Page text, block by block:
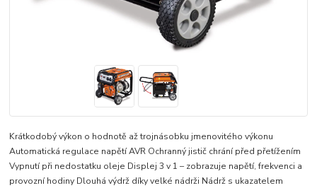
Krátkodobý výkon o hodnotě až trojnásobku jmenovitého výkonu
Automatická regulace napětí AVR Ochranný jistič chrání před přetížením
Vypnutí při nedostatku oleje Displej 3 v 1 – zobrazuje napětí, frekvenci a
provozní hodiny Dlouhá výdrž díky velké nádrži Nádrž s ukazatelem